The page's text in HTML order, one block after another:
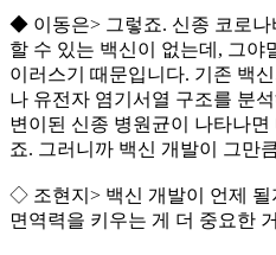
◆ 이동은> 그렇죠. 신종 코로
할 수 있는 백신이 없는데, 그야
이러스기 때문입니다. 기존 백
나 유전자 염기서열 구조를 분
변이된 신종 병원균이 나타나
죠. 그러니까 백신 개발이 그만
◇ 조현지> 백신 개발이 언제 될
면역력을 키우는 게 더 중요한